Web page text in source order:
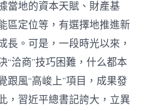
當地的資本天賦、財產基
區定位等，有選擇地推進新
長。可是，一段時光以來，
“洽商”技巧困難，什么都本
跟風“高峻上”項目，成果發
，習近平總書記誇大，立異